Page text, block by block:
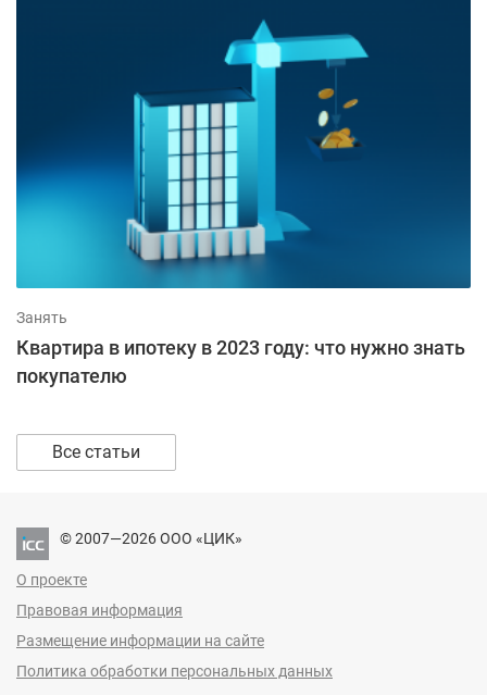
Занять
Квартира в ипотеку в 2023 году: что нужно знать
покупателю
Все статьи
© 2007—2026 ООО «ЦИК»
О проекте
Правовая информация
Размещение информации на сайте
Политика обработки персональных данных